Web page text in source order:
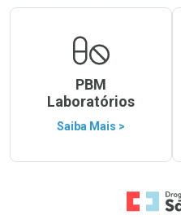
PBM
Laboratórios
Saiba Mais >
Ir para a